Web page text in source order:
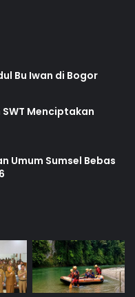
Bu Iwan di Bogor
Menciptakan
Umum Sumsel Bebas